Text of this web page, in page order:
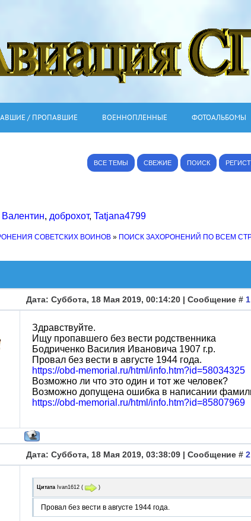
/ ПРОПАВШИЕ ВОЕННОПЛЕННЫЕ ФОТОАЛЬБОМЫ
ВСЕ ТЕМЫ СВЕЖИЕ ПОИСК
Валентин, доброхот, Tatjana4799
СОВЕТСКИХ ВОИНОВ » ПОИСК ЗАХОРОНЕНИЙ ПО ВСЕМ
Дата: Суббота, 18 Мая 2019, 00:14:20 | Сообщение # 1
Здравствуйте.
Ищу пропавшего без вести родственника
Бодриченко Василия Ивановича 1907 г.р.
Провал без вести в августе 1944 года.
https://obd-memorial.ru/html/info.htm?id=58034325
Возможно ли что это один и тот же человек?
Возможно допущена ошибка в написании
https://obd-memorial.ru/html/info.htm?id=85807969
Дата: Суббота, 18 Мая 2019, 03:38:09 | Сообщение # 2
Цитата Ivan1612 ( )
Провал без вести в августе 1944 года.